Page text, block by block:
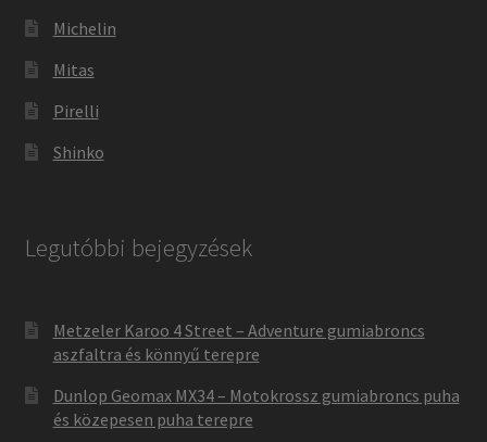
Michelin
Mitas
Pirelli
Shinko
Legutóbbi bejegyzések
Metzeler Karoo 4 Street – Adventure gumiabroncs
aszfaltra és könnyű terepre
Dunlop Geomax MX34 – Motokrossz gumiabroncs puha
és közepesen puha terepre